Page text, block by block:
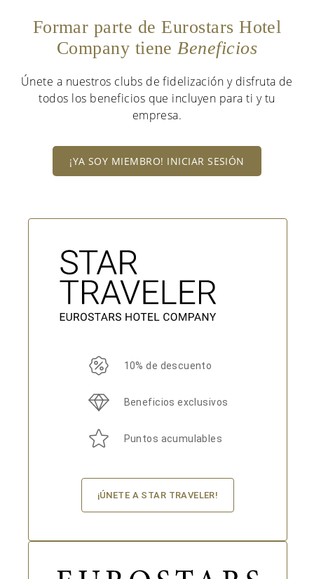
Formar parte de Eurostars Hotel
Company tieneBeneficios
Únete a nuestros clubs de fidelización y disfruta de
todos los beneficios que incluyen para ti y tu
empresa.
¡YA SOY MIEMBRO! INICIAR SESIÓN
10% de descuento
Beneficios exclusivos
Puntos acumulables
¡ÚNETE A STAR TRAVELER!